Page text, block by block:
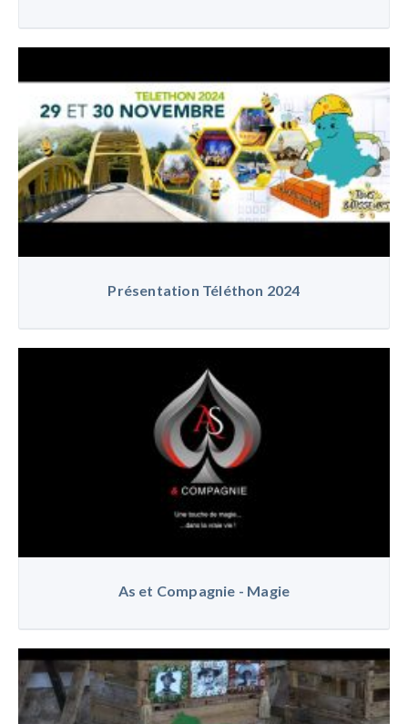
Présentation Téléthon 2024
As et Compagnie - Magie